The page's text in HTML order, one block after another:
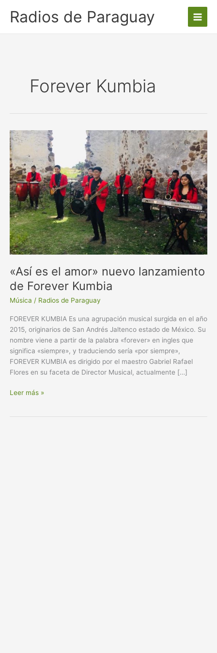
Radios de Paraguay
Forever Kumbia
«Así es el amor» nuevo lanzamiento
de Forever Kumbia
Música / Radios de Paraguay
FOREVER KUMBIA Es una agrupación musical surgida en el año
2015, originarios de San Andrés Jaltenco estado de México. Su
nombre viene a partir de la palabra «forever» en ingles que
significa «siempre», y traduciendo sería «por siempre»,
FOREVER KUMBIA es dirigido por el maestro Gabriel Rafael
Flores en su faceta de Director Musical, actualmente […]
«Así
es
el
amor»
nuevo
lanzamiento
de
Forever
Kumbia
Leer más »